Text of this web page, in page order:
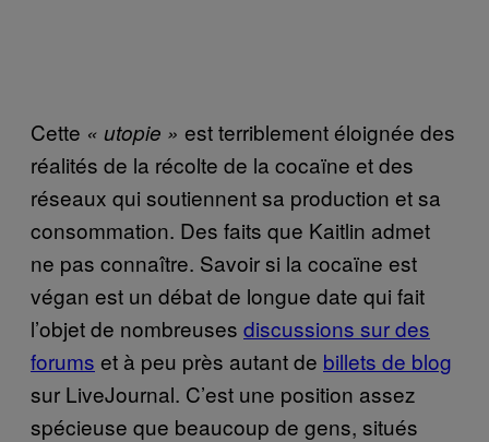
Cette « utopie » est terriblement éloignée des
réalités de la récolte de la cocaïne et des
réseaux qui soutiennent sa production et sa
consommation. Des faits que Kaitlin admet
ne pas connaître. Savoir si la cocaïne est
végan est un débat de longue date qui fait
l’objet de nombreuses discussions sur des
forums et à peu près autant de billets de blog
sur LiveJournal. C’est une position assez
spécieuse que beaucoup de gens, situés